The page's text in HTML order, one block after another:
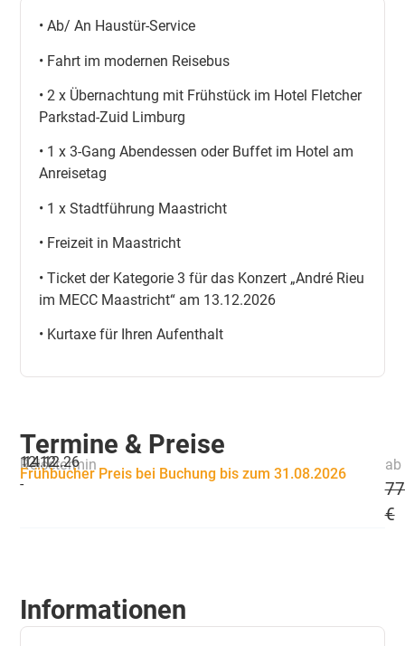
• Ab/ An Haustür-Service
• Fahrt im modernen Reisebus
• 2 x Übernachtung mit Frühstück im Hotel Fletcher
Parkstad-Zuid Limburg
• 1 x 3-Gang Abendessen oder Buffet im Hotel am
Anreisetag
• 1 x Stadtführung Maastricht
• Freizeit in Maastricht
• Ticket der Kategorie 3 für das Konzert „André Rieu
im MECC Maastricht“ am 13.12.2026
• Kurtaxe für Ihren Aufenthalt
Termine & Preise
Reisetermin
12.12.
-
14.12.26
Frühbucher Preis bei Buchung bis zum 31.08.2026
ab
€
Informationen